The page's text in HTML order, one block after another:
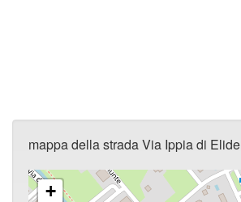
mappa della strada Via Ippia di Elide
+